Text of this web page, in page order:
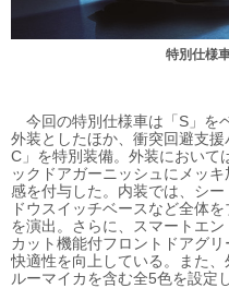
特別仕様
今回の特別仕様車は「S」を
外装としたほか、衝突回避支
C」を特別装備。外装において
ックドアガーニッシュにメッ
感を付与した。内装では、シ
ドウスイッチベースなど全体
を演出。さらに、スマートエ
カット機能付フロントドアグ
快適性を向上している。また
ルーマイカを含む全5色を設定